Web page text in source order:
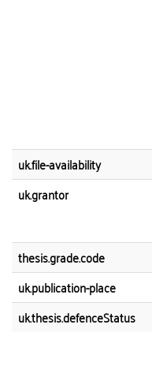
uk.file-availability
uk.grantor
thesis.grade.code
uk.publication-place
uk.thesis.defenceStatus